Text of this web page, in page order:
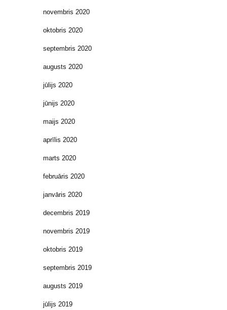
novembris 2020
oktobris 2020
septembris 2020
augusts 2020
jūlijs 2020
jūnijs 2020
maijs 2020
aprīlis 2020
marts 2020
februāris 2020
janvāris 2020
decembris 2019
novembris 2019
oktobris 2019
septembris 2019
augusts 2019
jūlijs 2019